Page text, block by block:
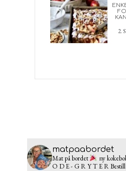
2.
matpaabordet
Mat på bordet ny
O D E - G R Y T E R